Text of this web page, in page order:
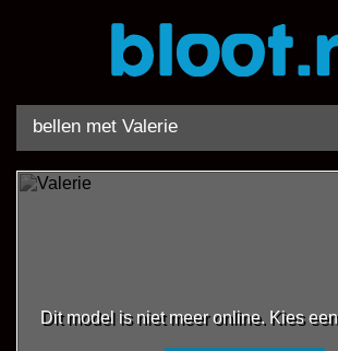
bellen met Valerie
Dit model is niet meer online. Kies